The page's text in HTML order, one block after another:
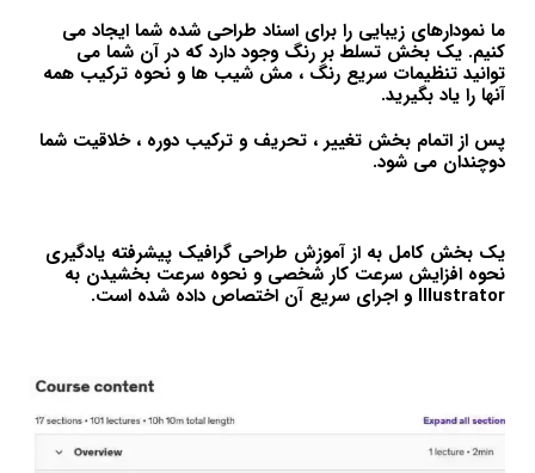
ما نمودارهای زیبایی را برای اسناد طراحی شده شما ایجاد می
کنیم. یک بخش تسلط بر رنگ وجود دارد که در آن شما می
توانید تنظیمات سریع رنگ ، مش شیب ها و نحوه ترکیب همه
آنها را یاد بگیرید.
پس از اتمام بخش تغییر ، تحریف و ترکیب دوره ، خلاقیت شما
دوچندان می شود.
یک بخش کامل به از آموزش طراحی گرافیک پیشرفته یادگیری
نحوه افزایش سرعت کار شخصی و نحوه سرعت بخشیدن به
Illustrator و اجرای سریع آن اختصاص داده شده است.